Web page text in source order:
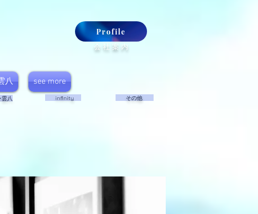
Profile
​ 会 社 案 内
八 see more
雲八 ​ infinity ​ その他